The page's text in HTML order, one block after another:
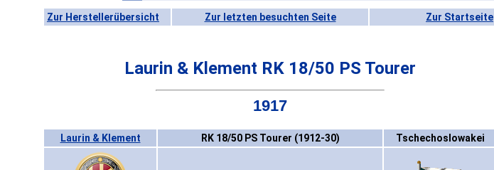
Zur Herstellerübersicht Zur letzten besuchten Seite Zur Startseite
Laurin & Klement RK 18/50 PS Tourer
1917
Laurin & Klement RK 18/50 PS Tourer (1912-30) Tschechoslowakei